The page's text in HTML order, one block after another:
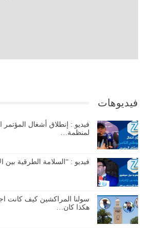
فيديوهات
فيديو : إنطلاق أشغال المؤتمر
لمنظمة…
فيديو : “السلامة الطرقية بين
سولنا المراكشين كيف كانت
هكذا كان…